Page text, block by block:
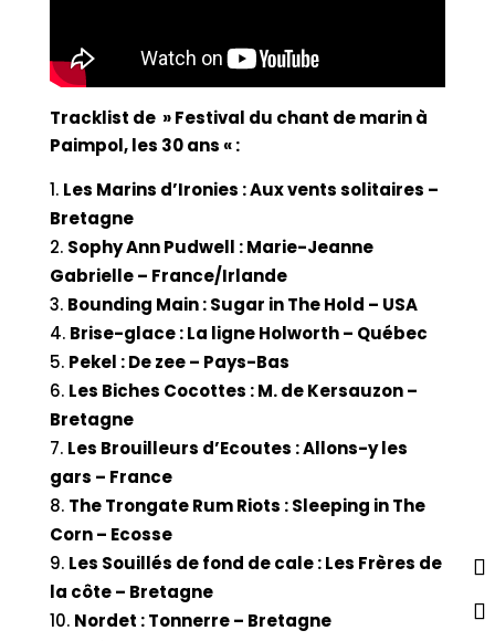
Tracklist de » Festival du chant de marin à
Paimpol, les 30 ans « :
Les Marins d’Ironies : Aux vents solitaires –
Bretagne
Sophy Ann Pudwell : Marie-Jeanne
Gabrielle – France/Irlande
Bounding Main : Sugar in The Hold – USA
Brise-glace : La ligne Holworth – Québec
Pekel : De zee – Pays-Bas
Les Biches Cocottes : M. de Kersauzon –
Bretagne
Les Brouilleurs d’Ecoutes : Allons-y les
gars – France
The Trongate Rum Riots : Sleeping in The
Corn – Ecosse
Les Souillés de fond de cale : Les Frères de
la côte – Bretagne
Nordet : Tonnerre – Bretagne